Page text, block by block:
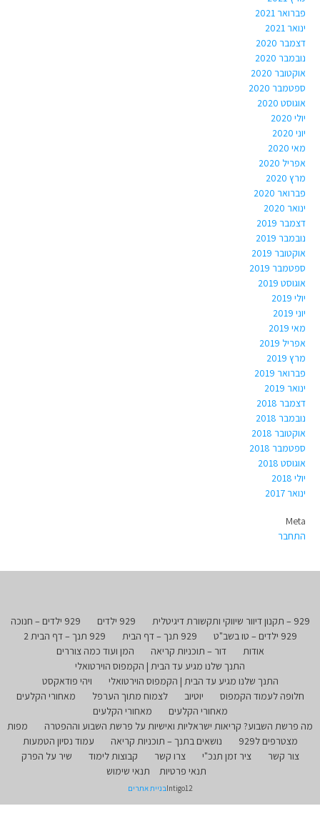
פברואר 2021
ינואר 2021
דצמבר 2020
נובמבר 2020
אוקטובר 2020
ספטמבר 2020
אוגוסט 2020
יולי 2020
יוני 2020
מאי 2020
אפריל 2020
מרץ 2020
פברואר 2020
ינואר 2020
דצמבר 2019
נובמבר 2019
אוקטובר 2019
ספטמבר 2019
אוגוסט 2019
יולי 2019
יוני 2019
מאי 2019
אפריל 2019
מרץ 2019
פברואר 2019
ינואר 2019
דצמבר 2018
נובמבר 2018
אוקטובר 2018
ספטמבר 2018
אוגוסט 2018
יולי 2018
ינואר 2017
Meta
התחבר
929 – תקנון דיוור שיווקי ותקשורת דיגיטלית 929 ילדים
929 ילדים – חנוכה
929 ילדים – טו בשב"ט
929 תנך – דף הבית
929 תנך – דף הבית 2
אודות
דור – תוכניות קריאה
המן ועוד כמה צוררים
התנך שלנו מגיע עד הבית | הקמפוס הוירטואלי
התנך שלנו מגיע עד הבית | הקמפוס הוירטואלי
ויהי פודאקסט
חלופה לעמוד הקמפוס
יוטיוב לצמוח מתוך הערפל
מאחורי הקלעים
מאחורי הקלעים
מאחורי הקלעים
מה פרשת השבוע? קריאות ישראליות ואישיות על פרשת השבוע וההפטרה
מפות
מצטרפים ל929
נושאים בתנך – תוכניות קריאה
עמוד נסיון הטמעות
צור קשר
ציר זמן תנכ"י צרו קשר קבוצות לימוד
שיר על הפרק
תנאי פרטיות
תנאי שימוש
Intigo12בניית אתרים